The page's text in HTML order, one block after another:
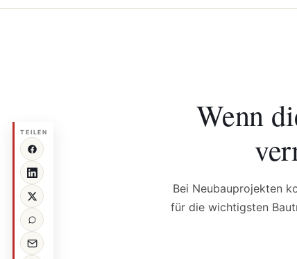
Wenn
Bei Neubauprojekten
für die wichtigsten
TEILEN